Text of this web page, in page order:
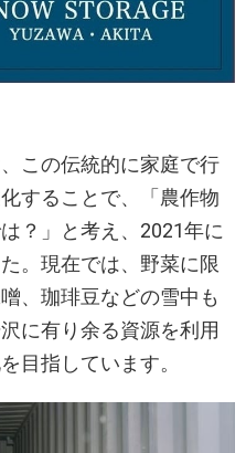
この伝統的に家庭で行
することで、「農作物
？」と考え、2021年に
。現在では、野菜に限
、珈琲豆などの雪中も
に有り余る資源を利用
目指しています。